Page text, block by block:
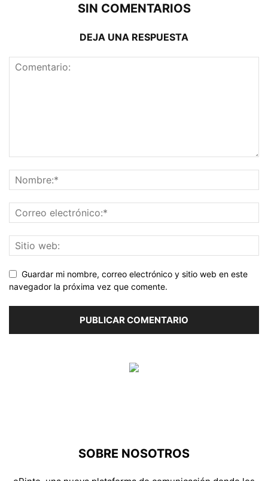
SIN COMENTARIOS
DEJA UNA RESPUESTA
Guardar mi nombre, correo electrónico y sitio web en este
navegador la próxima vez que comente.
SOBRE NOSOTROS